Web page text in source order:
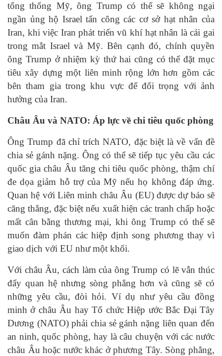
tổng thống Mỹ, ông Trump có thể sẽ không ngại
ngần ủng hộ Israel tấn công các cơ sở hạt nhân của
Iran, khi việc Iran phát triển vũ khí hạt nhân là cái gai
trong mắt Israel và Mỹ. Bên cạnh đó, chính quyền
ông Trump ở nhiệm kỳ thứ hai cũng có thể đặt mục
tiêu xây dựng một liên minh rộng lớn hơn gồm các
bên tham gia trong khu vực để đối trọng với ảnh
hưởng của Iran.
Châu Âu và NATO: Áp lực về chi tiêu quốc phòng
Ông Trump đã chỉ trích NATO, đặc biệt là về vấn đề
chia sẻ gánh nặng. Ông có thể sẽ tiếp tục yêu cầu các
quốc gia châu Âu tăng chi tiêu quốc phòng, thậm chí
đe dọa giảm hỗ trợ của Mỹ nếu họ không đáp ứng.
Quan hệ với Liên minh châu Âu (EU) được dự báo sẽ
căng thẳng, đặc biệt nếu xuất hiện các tranh chấp hoặc
mất cân bằng thương mại, khi ông Trump có thể sẽ
muốn đàm phán các hiệp định song phương thay vì
giao dịch với EU như một khối.
Với châu Âu, cách làm của ông Trump có lẽ vẫn thúc
đẩy quan hệ nhưng sòng phẳng hơn và cũng sẽ có
những yêu cầu, đòi hỏi. Ví dụ như yêu cầu đồng
minh ở châu Âu hay Tổ chức Hiệp ước Bắc Đại Tây
Dương (NATO) phải chia sẻ gánh nặng liên quan đến
an ninh, quốc phòng, hay là câu chuyện với các nước
châu Âu hoặc nước khác ở phương Tây. Sòng phẳng,